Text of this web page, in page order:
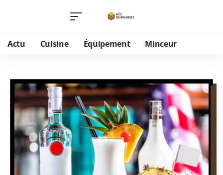
Actu Cuisine Équipement Minceur